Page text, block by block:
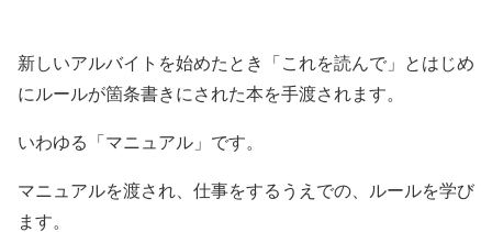
新しいアルバイトを始めたとき「これを読んで」とはじめ
にルールが箇条書きにされた本を手渡されます。
いわゆる「マニュアル」です。
マニュアルを渡され、仕事をするうえでの、ルールを学び
ます。